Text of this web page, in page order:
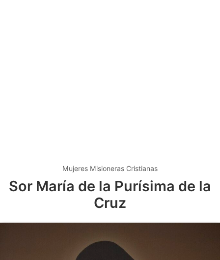
Mujeres Misioneras Cristianas
Sor María de la Purísima de la
Cruz